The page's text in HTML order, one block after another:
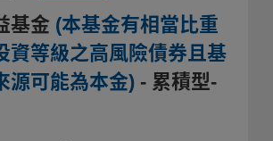
基金 (本基金有相當比重
資等級之高風險債券且基
源可能為本金) - 累積型-